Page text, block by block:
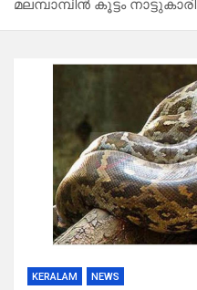
മലമ്പാമ്പിൻ കൂട്ടം
KERALAM NEWS